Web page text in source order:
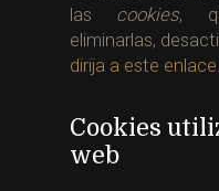
las cookies,
eliminarlas,
dirija a este enlace.
Cookies
web